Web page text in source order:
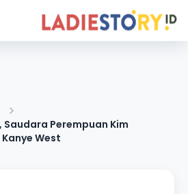
Saudara Perempuan Kim
West